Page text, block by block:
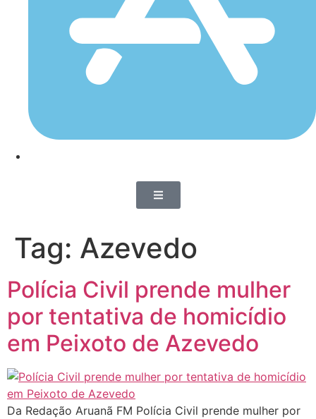
Tag: Azevedo
Polícia Civil prende mulher
por tentativa de homicídio
em Peixoto de Azevedo
Da Redação Aruanã FM Polícia Civil prende mulher por